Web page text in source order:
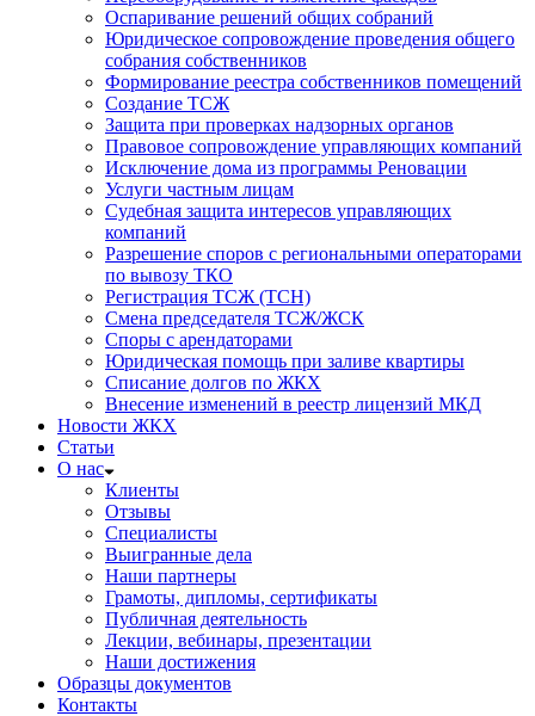
Оспаривание решений общих собраний
Юридическое сопровождение проведения общего
собрания собственников
Формирование реестра собственников помещений
Создание ТСЖ
Защита при проверках надзорных органов
Правовое сопровождение управляющих компаний
Исключение дома из программы Реновации
Услуги частным лицам
Судебная защита интересов управляющих
компаний
Разрешение споров с региональными операторами
по вывозу ТКО
Регистрация ТСЖ (ТСН)
Смена председателя ТСЖ/ЖСК
Споры с арендаторами
Юридическая помощь при заливе квартиры
Списание долгов по ЖКХ
Внесение изменений в реестр лицензий МКД
Новости ЖКХ
Статьи
О нас
Клиенты
Отзывы
Специалисты
Выигранные дела
Наши партнеры
Грамоты, дипломы, сертификаты
Публичная деятельность
Лекции, вебинары, презентации
Наши достижения
Образцы документов
Контакты